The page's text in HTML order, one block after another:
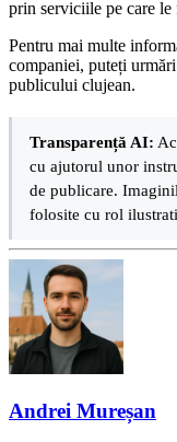
prin serviciile pe care le
Pentru mai multe
companiei, puteți
publicului clujean.
Transparență AI:
cu ajutorul unor
de publicare.
folosite cu rol
Andrei Mureșan